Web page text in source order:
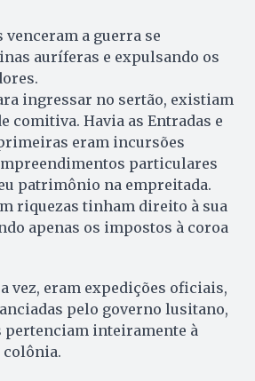
venceram a guerra se
auríferas e expulsando os
ingressar no sertão, existiam
comitiva. Havia as Entradas e
eram incursões
particulares
patrimônio na empreitada.
riquezas tinham direito à sua
apenas os impostos à coroa
vez, eram expedições oficiais,
pelo governo lusitano,
pertenciam inteiramente à
colônia.